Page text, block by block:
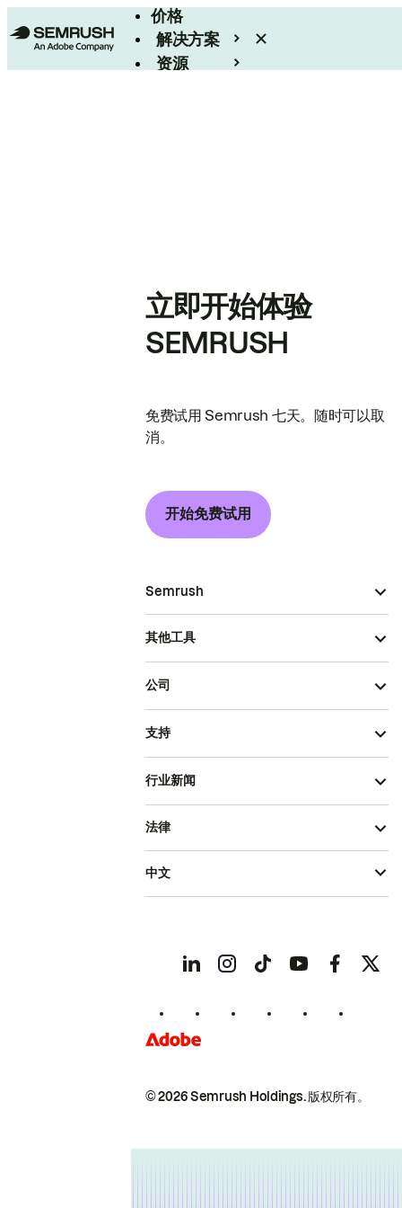
价格
解决方案
资源
立即开始体验
SEMRUSH
免费试用 Semrush 七天。随时可以取
消。
开始免费试用
Semrush
其他工具
公司
支持
行业新闻
© 2026 Semrush Holdings.版权所有。
法律
中文